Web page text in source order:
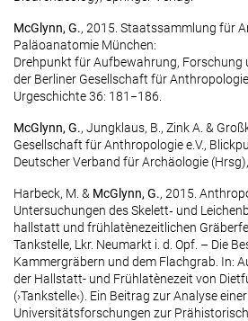
McGlynn, G., 2015. Staatssammlung für
Paläoanatomie München:
Drehpunkt für Aufbewahrung, Forschung
der Berliner Gesellschaft für
Urgeschichte 36: 181−186.
McGlynn, G., Jungklaus, B., Zink A. &
Gesellschaft für Anthropologie e.V.,
Deutscher Verband für Archäologie
Harbeck, M. & McGlynn, G., 2015.
Untersuchungen des Skelett‐ und
hallstatt und frühlatènezeitlichen
Tankstelle, Lkr. Neumarkt i. d. Opf. – Die
Kammergräbern und dem Flachgrab. In:
der Hallstatt- und Frühlatènezeit von
(›Tankstelle‹). Ein Beitrag zur Analyse
Universitätsforschungen zur